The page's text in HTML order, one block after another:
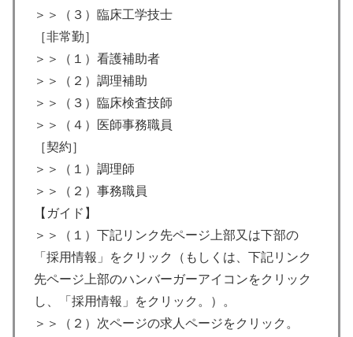
＞＞（３）臨床工学技士
［非常勤］
＞＞（１）看護補助者
＞＞（２）調理補助
＞＞（３）臨床検査技師
＞＞（４）医師事務職員
［契約］
＞＞（１）調理師
＞＞（２）事務職員
【ガイド】
＞＞（１）下記リンク先ページ上部又は下部の
「採用情報」をクリック（もしくは、下記リンク
先ページ上部のハンバーガーアイコンをクリック
し、「採用情報」をクリック。）。
＞＞（２）次ページの求人ページをクリック。